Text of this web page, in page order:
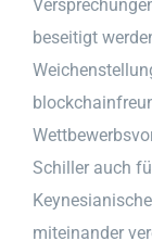
beseitigt
Schiller auch
miteinander